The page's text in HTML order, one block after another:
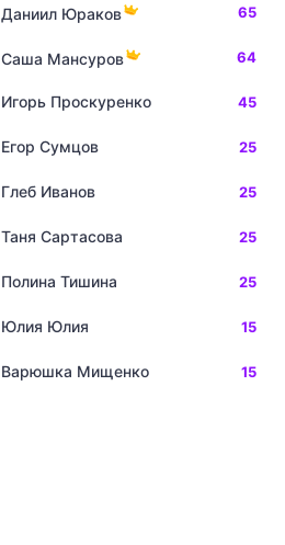
Даниил Юраков 65
Саша Мансуров 64
Игорь Проскуренко 45
Егор Сумцов 25
Глеб Иванов 25
Таня Сартасова 25
Полина Тишина 25
Юлия Юлия 15
Варюшка Мищенко 15